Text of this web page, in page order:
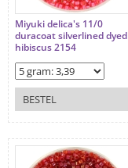
Miyuki delica's 11/0
duracoat silverlined dyed
hibiscus 2154
BESTEL